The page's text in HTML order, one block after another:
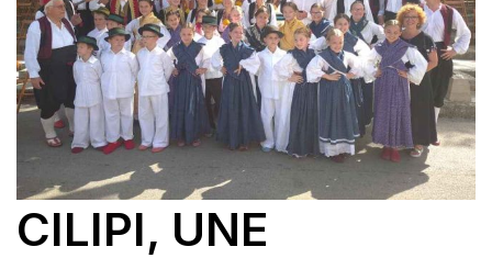
CILIPI, UNE